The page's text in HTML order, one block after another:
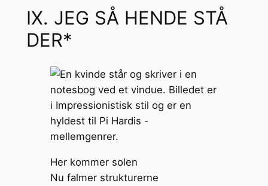
IX. JEG SÅ HENDE STÅ
DER*
Her kommer solen
Nu falmer strukturerne